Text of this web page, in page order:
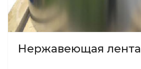
Нержавеющая лента